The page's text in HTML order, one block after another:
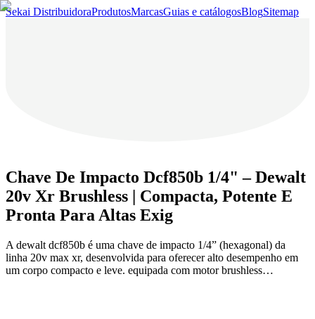
Sekai DistribuidoraProdutosMarcasGuias e catálogosBlogSitemap
Chave De Impacto Dcf850b 1/4" – Dewalt
20v Xr Brushless | Compacta, Potente E
Pronta Para Altas Exig
A dewalt dcf850b é uma chave de impacto 1/4” (hexagonal) da
linha 20v max xr, desenvolvida para oferecer alto desempenho em
um corpo compacto e leve. equipada com motor brushless…